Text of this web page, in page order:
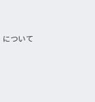
について